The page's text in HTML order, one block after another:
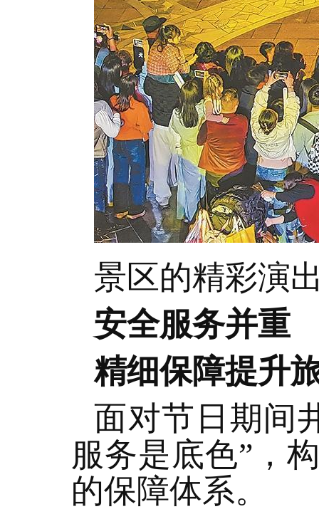
景区的精彩演
安全服务并重
精细保障提升
面对节日期间
服务是底色”，
的保障体系。